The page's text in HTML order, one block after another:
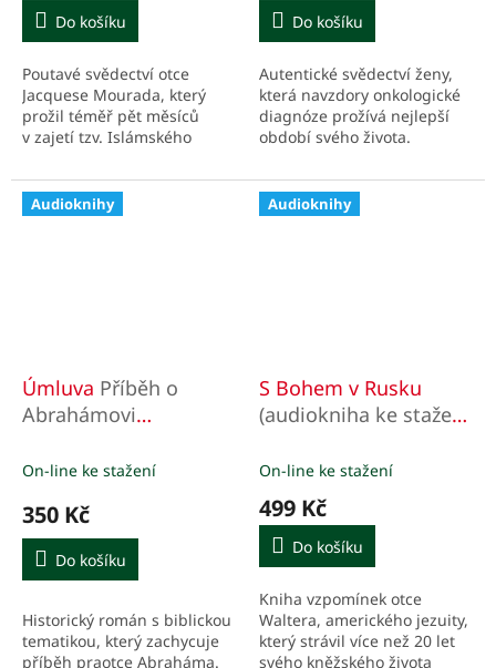
Do košíku
Poutavé svědectví otce
Jacquese Mourada, který
prožil téměř pět měsíců
v zajetí tzv. Islámského
Do košíku
Autentické svědectví ženy,
která navzdory onkologické
diagnóze prožívá nejlepší
období svého života.
Audioknihy
Úmluva Příběh o
Abrahámovi
v mp3)
On-line ke stažení
350 Kč
Do košíku
Historický román s biblickou
tematikou, který zachycuje
příběh praotce Abraháma.
Audioknihy
S Bohem v Rusku
(audiokniha ke stažení
On-line ke stažení
499 Kč
Do košíku
Kniha vzpomínek otce
Waltera, amerického jezuity,
který strávil více než 20 let
svého kněžského života